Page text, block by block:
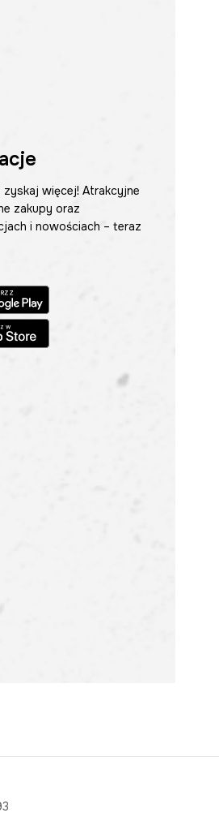
zyskaj więcej! Atrakcyjne
zakupy oraz
i nowościach – teraz